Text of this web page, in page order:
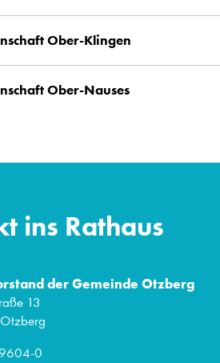
Ober-Klingen
Ober-Nauses
ins Rathaus
der Gemeinde Otzberg
13
Otzberg
0